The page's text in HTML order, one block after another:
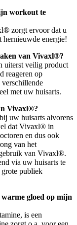
workout te
zorgt ervoor dat u
energie!
van Vivaxl®?
uiterst veilig product
reageren op
met uw huisarts.
Vivaxl®?
uw huisarts alvorens
dat Vivaxl® in
en dus ook
van het
van Vivaxl®.
via uw huisarts te
publiek
gloed op mijn
is een